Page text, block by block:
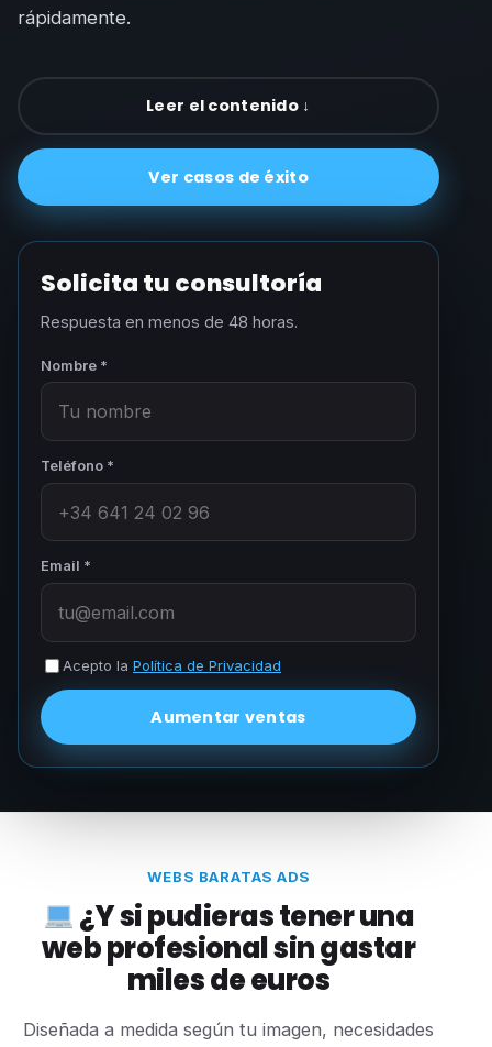
rápidamente.
Leer el contenido ↓
Ver casos de éxito
Solicita tu consultoría
Respuesta en menos de 48 horas.
Nombre *
Teléfono *
Email *
Acepto la Política de Privacidad
Aumentar ventas
WEBS BARATAS ADS
¿Y si pudieras tener una
web profesional sin gastar
miles de euros
Diseñada a medida según tu imagen, necesidades